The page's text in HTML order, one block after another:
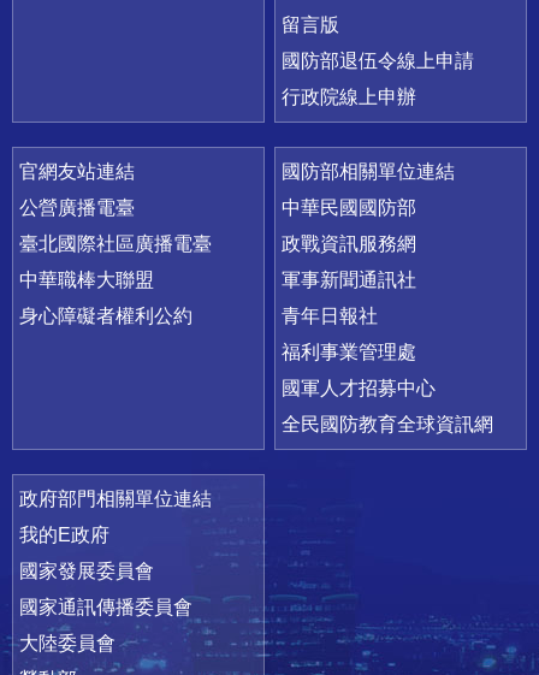
留言版
國防部退伍令線上申請
行政院線上申辦
官網友站連結
公營廣播電臺
臺北國際社區廣播電臺
中華職棒大聯盟
身心障礙者權利公約
國防部相關單位連結
中華民國國防部
政戰資訊服務網
軍事新聞通訊社
青年日報社
福利事業管理處
國軍人才招募中心
全民國防教育全球資訊網
政府部門相關單位連結
我的E政府
國家發展委員會
國家通訊傳播委員會
大陸委員會